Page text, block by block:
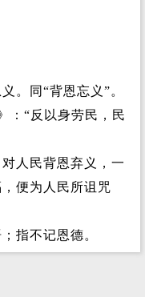
。同“背恩忘义”。
：“反以身劳民，民
人民背恩弃义，一
便为人民所诅咒
指不记恩德。